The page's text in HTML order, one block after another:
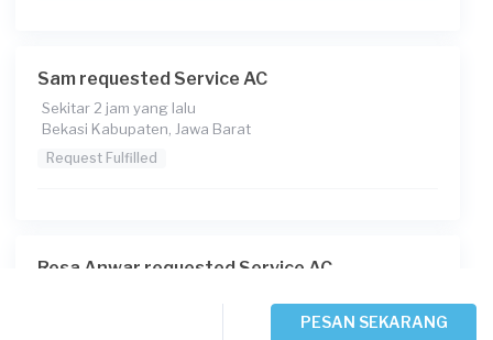
Sam requested Service AC
Sekitar 2 jam yang lalu
Bekasi Kabupaten, Jawa Barat
Request Fulfilled
Resa Anwar requested Service AC
PESAN SEKARANG